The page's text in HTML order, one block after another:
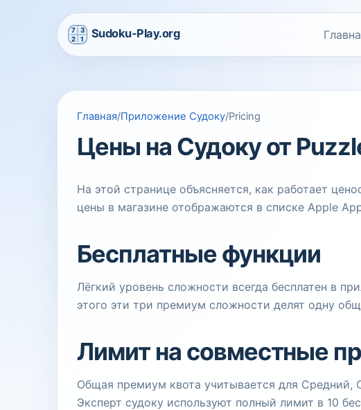
Главная/Приложение Судоку/Pricing
Цены на Судоку от
На этой странице объясняется, как работает
цены в магазине отображаются в списке Apple
Бесплатные функции
Лёгкий уровень сложности всегда бесплатен в
этого эти три премиум сложности делят одну
Лимит на совместные
Общая премиум квота учитывается для
Эксперт судоку используют полный лимит в 10